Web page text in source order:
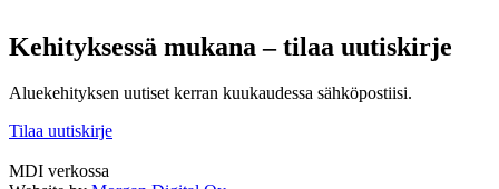
Kehityksessä mukana – tilaa uutiskirje
Aluekehityksen uutiset kerran kuukaudessa sähköpostiisi.
Tilaa uutiskirje
MDI verkossa